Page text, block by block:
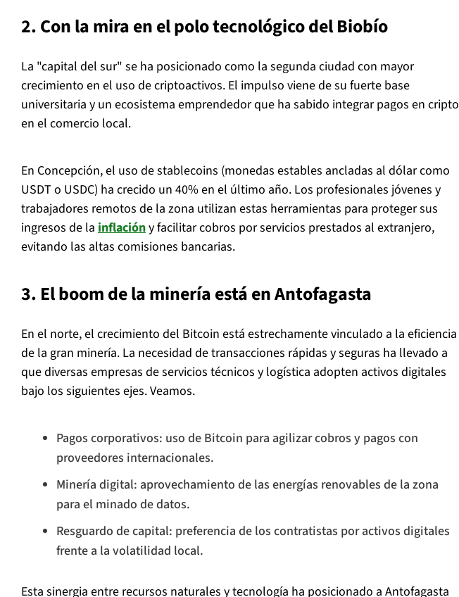
2. Con la mira en el polo tecnológico del Biobío
La "capital del sur" se ha posicionado como la segunda ciudad con mayor
crecimiento en el uso de criptoactivos. El impulso viene de su fuerte base
universitaria y un ecosistema emprendedor que ha sabido integrar pagos en cripto
en el comercio local.
En Concepción, el uso de stablecoins (monedas estables ancladas al dólar como
USDT o USDC) ha crecido un 40% en el último año. Los profesionales jóvenes y
trabajadores remotos de la zona utilizan estas herramientas para proteger sus
ingresos de la inflacióny facilitar cobros por servicios prestados al extranjero,
evitando las altas comisiones bancarias.
3. El boom de la minería está en Antofagasta
En el norte, el crecimiento del Bitcoin está estrechamente vinculado a la eficiencia
de la gran minería. La necesidad de transacciones rápidas y seguras ha llevado a
que diversas empresas de servicios técnicos y logística adopten activos digitales
bajo los siguientes ejes. Veamos.
Pagos corporativos: uso de Bitcoin para agilizar cobros y pagos con
proveedores internacionales.
Minería digital: aprovechamiento de las energías renovables de la zona
para el minado de datos.
Resguardo de capital: preferencia de los contratistas por activos digitales
frente a la volatilidad local.
Esta sinergia entre recursos naturales y tecnología ha posicionado a Antofagasta